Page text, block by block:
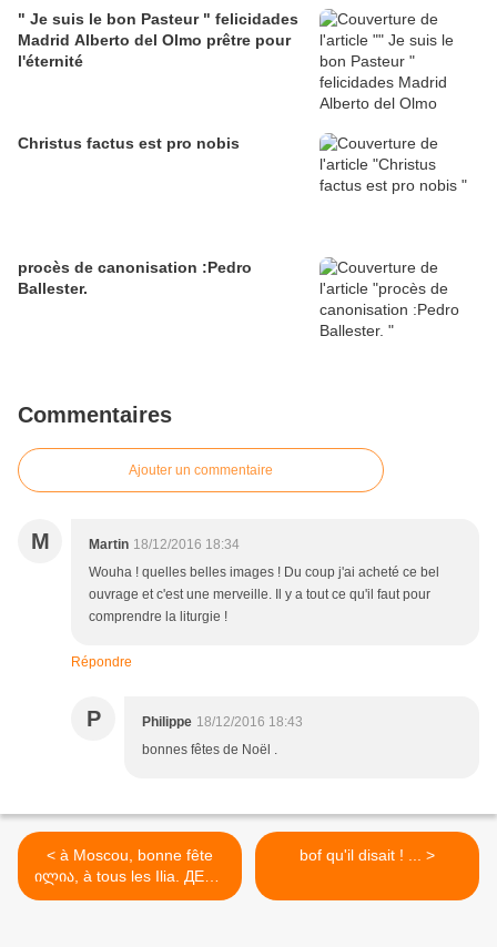
" Je suis le bon Pasteur " felicidades
Madrid Alberto del Olmo prêtre pour
l'éternité
Christus factus est pro nobis
procès de canonisation :Pedro
Ballester.
Commentaires
Ajouter un commentaire
M Martin 18/12/2016 18:34
Wouha ! quelles belles images ! Du coup j'ai acheté ce bel
ouvrage et c'est une merveille. Il y a tout ce qu'il faut pour
comprendre la liturgie !
Répondre
P Philippe 18/12/2016 18:43
bonnes fêtes de Noël .
< à Moscou, bonne fête
ილია, à tous les Ilia. ДЕНЬ
ПАМЯТИ СВЯТОГО
bof qu'il disait ! ... >